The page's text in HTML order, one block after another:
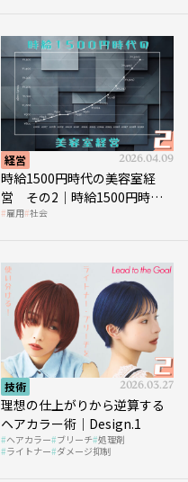
経営 2026.04.09
時給1500円時代の美容室経
営 その2｜時給1500円時代
に支払う給与はいくらなのか
雇用 社会
技術 2026.03.27
理想の仕上がりから逆算する
ヘアカラー術｜Design.1
ヘアカラー ブリーチ 処理剤
ライトナー ダメージ抑制